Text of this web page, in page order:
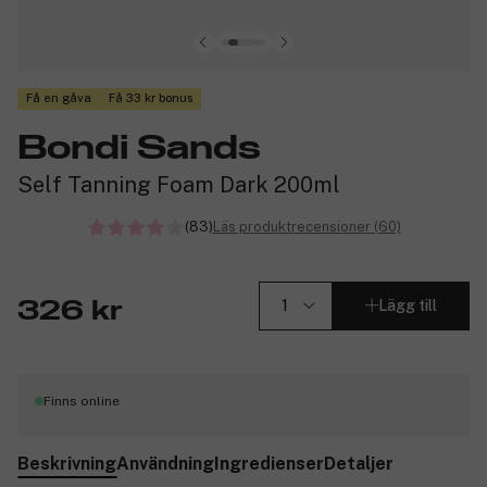
Få en gåva Få 33 kr bonus
Bondi Sands
Self Tanning Foam Dark 200ml
(83)Läs produktrecensioner (60)
326 kr Lägg till
Finns online
BeskrivningAnvändningIngredienserDetaljer